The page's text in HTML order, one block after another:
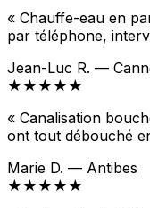
« Chauffe-eau en
par téléphone,
Jean-Luc R. —
★★★★★
« Canalisation
ont tout débouché
Marie D. — Antibes
★★★★★